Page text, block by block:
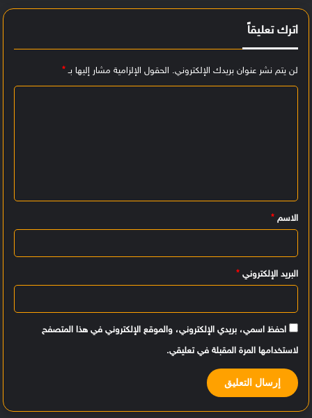
اترك تعليقاً
لن يتم نشر عنوان بريدك الإلكتروني. الحقول الإلزامية مشار إليها بـ*
ي
ق
الاسم *
البريد الإلكتروني *
احفظ اسمي، بريدي الإلكتروني، والموقع الإلكتروني في هذا المتصفح
لاستخدامها المرة المقبلة في تعليقي.